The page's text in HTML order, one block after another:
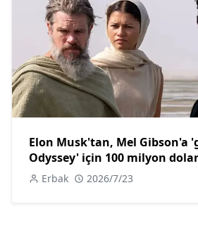
Elon Musk'tan, Mel Gibson'a
Odyssey' için 100 milyon
Erbak 2026/7/23